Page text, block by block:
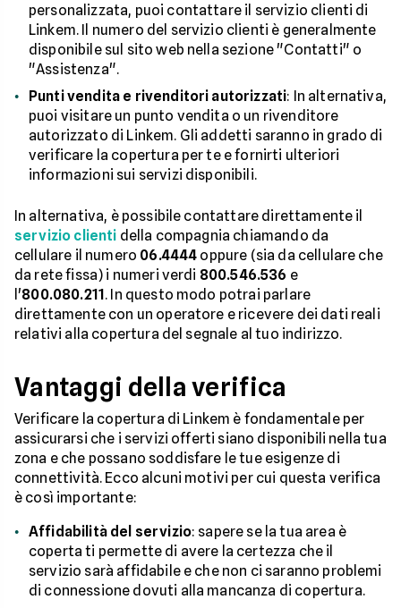
personalizzata, puoi contattare il servizio clienti di
Linkem. Il numero del servizio clienti è generalmente
disponibile sul sito web nella sezione "Contatti" o
"Assistenza".
Punti vendita e rivenditori autorizzati: In alternativa,
puoi visitare un punto vendita o un rivenditore
autorizzato di Linkem. Gli addetti saranno in grado di
verificare la copertura per te e fornirti ulteriori
informazioni sui servizi disponibili.
In alternativa, è possibile contattare direttamente il
servizio clienti della compagnia chiamando da
cellulare il numero 06.4444 oppure (sia da cellulare che
da rete fissa) i numeri verdi 800.546.536 e
l'800.080.211. In questo modo potrai parlare
direttamente con un operatore e ricevere dei dati reali
relativi alla copertura del segnale al tuo indirizzo.
Vantaggi della verifica
Verificare la copertura di Linkem è fondamentale per
assicurarsi che i servizi offerti siano disponibili nella tua
zona e che possano soddisfare le tue esigenze di
connettività. Ecco alcuni motivi per cui questa verifica
è così importante:
Affidabilità del servizio: sapere se la tua area è
coperta ti permette di avere la certezza che il
servizio sarà affidabile e che non ci saranno problemi
di connessione dovuti alla mancanza di copertura.